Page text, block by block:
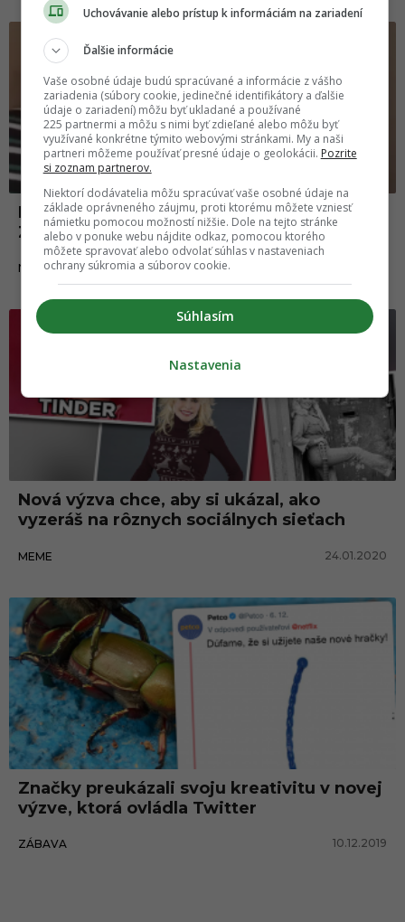
Mladí medici vyzývajú všetkých Slovákov:
Zostaňte doma!
NEWS
Nová výzva chce, aby si ukázal, ako
vyzeráš na rôznych sociálnych sieťach
MEME 24.01.2020
Značky preukázali svoju kreativitu v novej
výzve, ktorá ovládla Twitter
ZÁBAVA 10.12.2019
Uchovávanie alebo prístup k informáciám na zariadení
Ďalšie informácie
Vaše osobné údaje budú spracúvané a informácie z vášho
zariadenia (súbory cookie, jedinečné identifikátory a ďalšie
údaje o zariadení) môžu byť ukladané a používané
225 partnermi a môžu s nimi byť zdieľané alebo môžu byť
využívané konkrétne týmito webovými stránkami. My a naši
partneri môžeme používať presné údaje o geolokácii. Pozrite
si zoznam partnerov.
Niektorí dodávatelia môžu spracúvať vaše osobné údaje na
základe oprávneného záujmu, proti ktorému môžete vzniesť
námietku pomocou možností nižšie. Dole na tejto stránke
alebo v ponuke webu nájdite odkaz, pomocou ktorého
môžete spravovať alebo odvolať súhlas v nastaveniach
ochrany súkromia a súborov cookie.
Súhlasím
Nastavenia